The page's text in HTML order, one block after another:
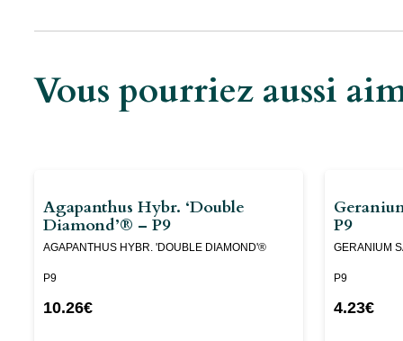
Vous pourriez aussi
Agapanthus Hybr. ‘Double
Diamond’® – P9
AGAPANTHUS HYBR. 'DOUBLE DIAMOND'®
P9
10.26€
P9
GERANIUM
P9
4.23€